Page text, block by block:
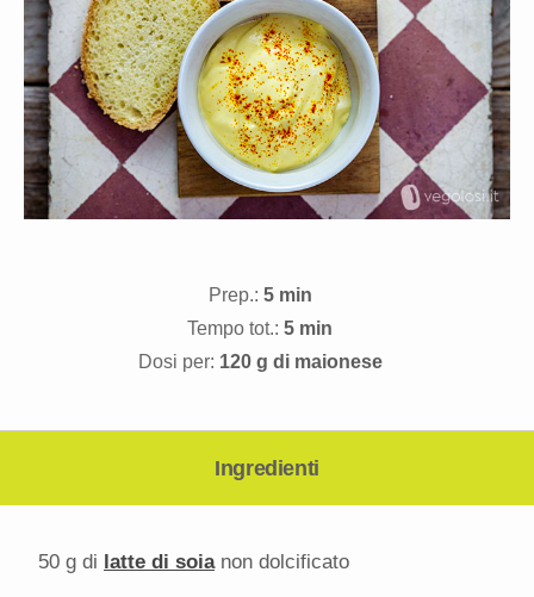
Prep.: 5 min
Tempo tot.: 5 min
Dosi per: 120 g di maionese
Ingredienti
50 g di latte di soianon dolcificato